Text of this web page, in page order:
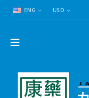
ENG USD